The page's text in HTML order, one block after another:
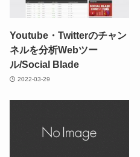
Youtube・Twitterのチャン
ネルを分析Webツー
ル/Social Blade
2022-03-29